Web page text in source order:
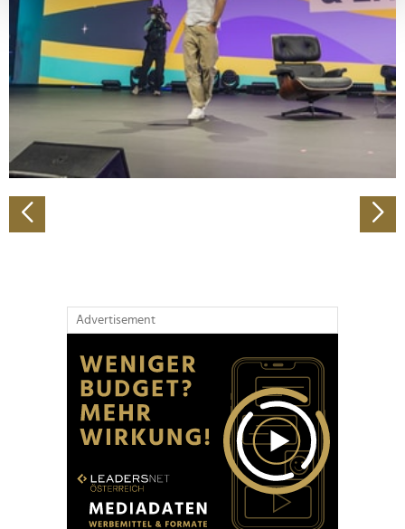
Erfahren Sie mehr darüber, wie Ihre persönlichen Daten
verarbeitet werden, und legen Sie Ihre Präferenzen im
Abschnitt Einzelheitenfest.
Wir verwenden Cookies, um Inhalte und Anzeigen zu
personalisieren, Funktionen für soziale Medien anbieten
zu können und die Zugriffe auf unsere Website zu
analysieren. Außerdem geben wir Informationen zu Ihrer
Verwendung unserer Website an unsere Partner für
soziale Medien, Werbung und Analysen weiter. Unsere
Partner führen diese Informationen möglicherweise mit
Advertisement